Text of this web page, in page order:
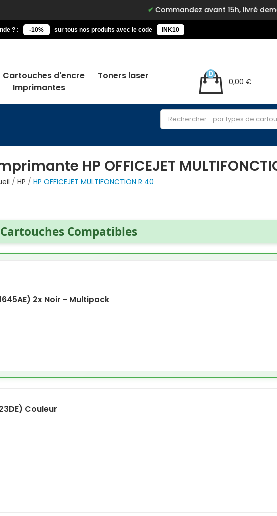
Commandez avant 15h, livré demain.
? : -10% sur tous nos produits avec le code INK10
Cartouches d'encre
Toners laser
Imprimantes
0,00 €
0
HP OFFICEJET
HP
HP OFFICEJET MULTIFONCTION R 40
Cartouches Compatibles
2x Noir - Multipack
Couleur